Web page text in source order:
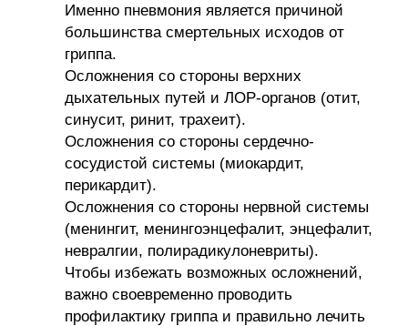
Именно пневмония является причиной
большинства смертельных исходов от
гриппа.
Осложнения со стороны верхних
дыхательных путей и ЛОР-органов (отит,
синусит, ринит, трахеит).
Осложнения со стороны сердечно-
сосудистой системы (миокардит,
перикардит).
Осложнения со стороны нервной системы
(менингит, менингоэнцефалит, энцефалит,
невралгии, полирадикулоневриты).
Чтобы избежать возможных осложнений,
важно своевременно проводить
профилактику гриппа и правильно лечить